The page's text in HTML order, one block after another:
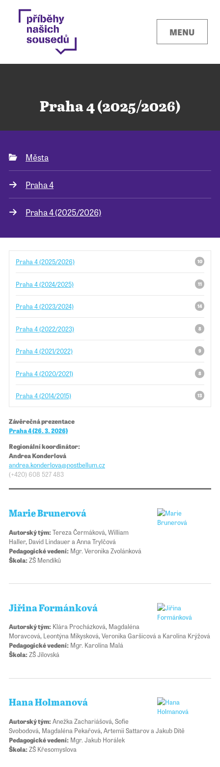
MENU
Kontakty
Místa
O projektu
Pro města
Příběhy našich sousedů
Praha 4 (2025/2026)
Města
Praha 4
Praha 4 (2025/2026)
Praha 4 (2025/2026) 10
Praha 4 (2024/2025) 11
Praha 4 (2023/2024) 14
Praha 4 (2022/2023) 8
Praha 4 (2021/2022) 9
Praha 4 (2020/2021) 8
Praha 4 (2014/2015) 13
Závěrečná prezentace
Praha 4 (26. 3. 2026)
Regionální koordinátor:
Andrea Konderlová
andrea.konderlova@​​postbellum.cz
(+420) 608 527 483
Marie Brunerová
Autorský tým:Tereza Čermáková, William
Haller, David Lindauer a Anna Trylčová
Pedagogické vedení: Mgr. Veronika Zvolánková
Škola:ZŠ Mendíků
Jiřina Formánková
Autorský tým: Klára Procházková, Magdaléna
Moravcová, Leontýna Mikysková, Veronika Garšicová a Karolína Krýžová
Pedagogické vedení: Mgr. Karolína Malá
Škola:ZŠ Jílovská
Hana Holmanová
Autorský tým:Anežka Zachariášová, Sofie
Svobodová, Magdaléna Pekařová, Artemii Sattarov a Jakub Dítě
Pedagogické vedení: Mgr. Jakub Horálek
Škola:ZŠ Křesomyslova